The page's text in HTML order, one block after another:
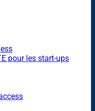
pour les start-ups